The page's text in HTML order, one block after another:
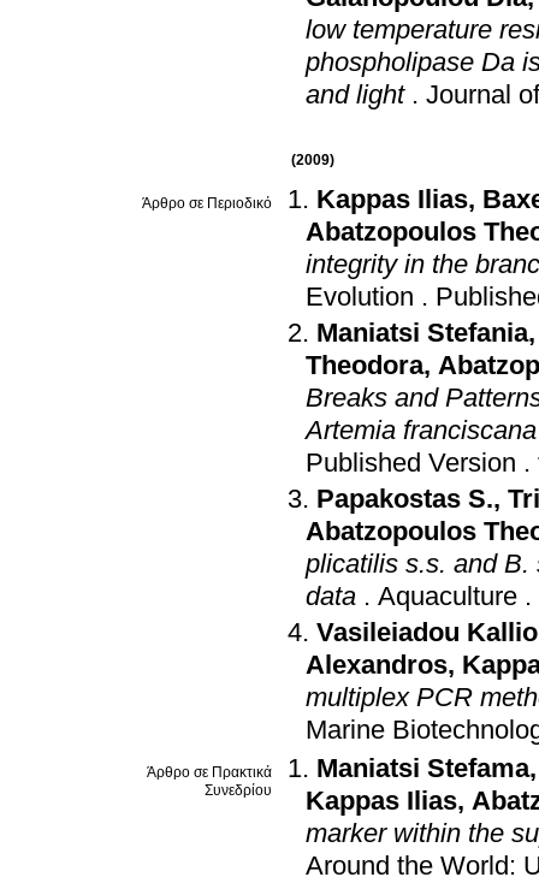
low temperature
phospholipase Da
and light . Journal
(2009)
Άρθρο σε Περιοδικό Kappas Ilias,
Abatzopoulos
integrity in the
Evolution .
Maniatsi Stefania
Theodora,
Breaks and
Artemia franciscana
Published Version .
Papakostas S.,
Abatzopoulos
plicatilis s.s. and B.
data . Aquaculture .
Vasileiadou
Alexandros,
multiplex PCR
Marine
Άρθρο σε Πρακτικά
Συνεδρίου
Maniatsi Stefama
Kappas Ilias,
marker within the
Around the World: